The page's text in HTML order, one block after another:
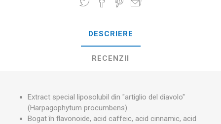
DESCRIERE
RECENZII
Extract special liposolubil din "artiglio del diavolo"
(Harpagophytum procumbens).
Bogat în flavonoide, acid caffeic, acid cinnamic, acid